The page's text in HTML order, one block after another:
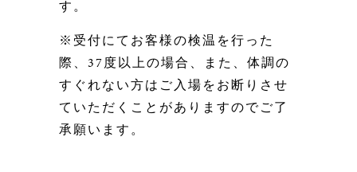
す。
※受付にてお客様の検温を行った
際、37度以上の場合、また、体調の
すぐれない方はご入場をお断りさせ
ていただくことがありますのでご了
承願います。